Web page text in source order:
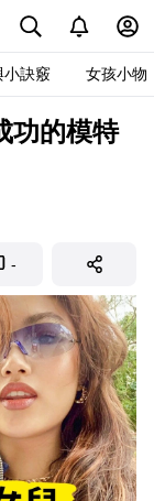
小訣竅 女孩小物
功的模特
-